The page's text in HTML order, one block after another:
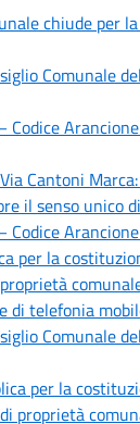
chiude per
Comunale
Codice
Cantoni
il senso unico
Codice
per la
di telefonia
Comunale
per la
proprietà